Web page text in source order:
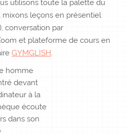
utilisons toute la palette du
leçons en présentiel
conversation par
et plateforme de cours en
GYMGLISH.